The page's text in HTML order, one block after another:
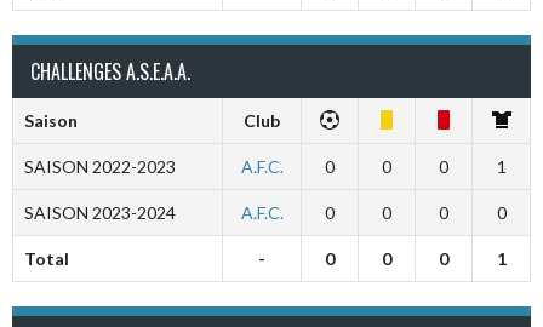
CHALLENGES A.S.E.A.A.
Saison Club
SAISON 2022-2023 A.F.C. 0 0 0 1
SAISON 2023-2024 A.F.C. 0 0 0 0
Total - 0 0 0 1